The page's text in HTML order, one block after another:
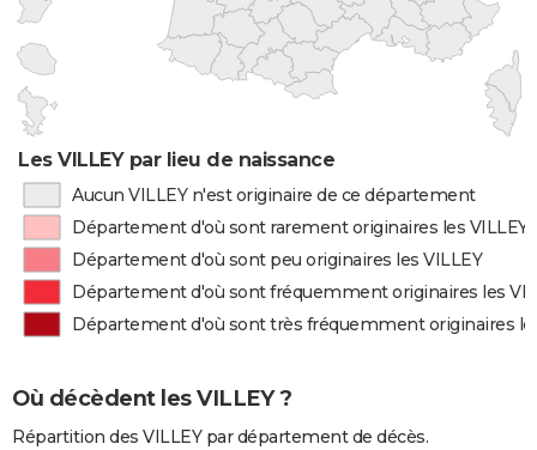
Les VILLEY par lieu de naissance
Aucun VILLEY n'est originaire de ce département
Département d'où sont rarement originaires les VILLEY
Département d'où sont peu originaires les VILLEY
Département d'où sont fréquemment originaires les
Département d'où sont très fréquemment originaires
Où décèdent les VILLEY ?
Répartition des VILLEY par département de décès.